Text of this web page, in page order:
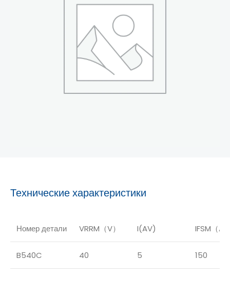
Технические характеристики
Номер детали VRRM（V） I(AV) IFSM（A
B540C 40 5 150